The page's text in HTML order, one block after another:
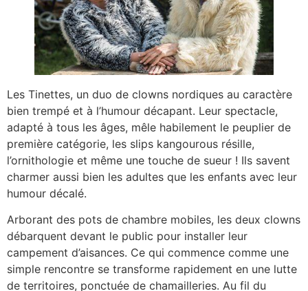
Les Tinettes, un duo de clowns nordiques au caractère
bien trempé et à l’humour décapant. Leur spectacle,
adapté à tous les âges, mêle habilement le peuplier de
première catégorie, les slips kangourous résille,
l’ornithologie et même une touche de sueur ! Ils savent
charmer aussi bien les adultes que les enfants avec leur
humour décalé.
Arborant des pots de chambre mobiles, les deux clowns
débarquent devant le public pour installer leur
campement d’aisances. Ce qui commence comme une
simple rencontre se transforme rapidement en une lutte
de territoires, ponctuée de chamailleries. Au fil du